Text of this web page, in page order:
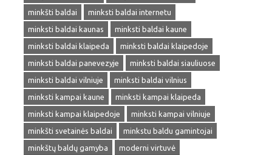
minkšti baldai
minksti baldai internetu
minksti baldai kaunas
minksti baldai kaune
minksti baldai klaipeda
minksti baldai klaipedoje
minksti baldai panevezyje
minksti baldai siauliuose
minksti baldai vilniuje
minksti baldai vilnius
minksti kampai kaune
minksti kampai klaipeda
minksti kampai klaipedoje
minksti kampai vilniuje
minkšti svetainės baldai
minkstu baldu gamintojai
minkštų baldų gamyba
moderni virtuvė